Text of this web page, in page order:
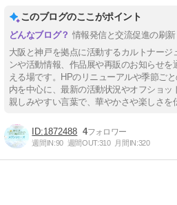
このブログのここがポイント
情報発信と交流促進の刷新
大阪と神戸を拠点に活動するカルトナージ
ンや活動情報、作品展や再販のお知らせ
える場です。HPのリニューアルや季節ご
内を中心に、最新の活動状況やオフショッ
親しみやすい言葉で、華やかさや楽しさを
1872488 4
週間IN:90 週間OUT:310 月間IN:320